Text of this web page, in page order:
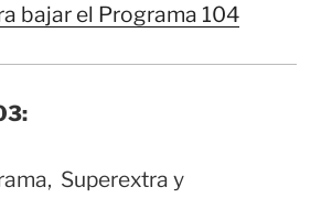
bajar el Programa 104
Superextra y